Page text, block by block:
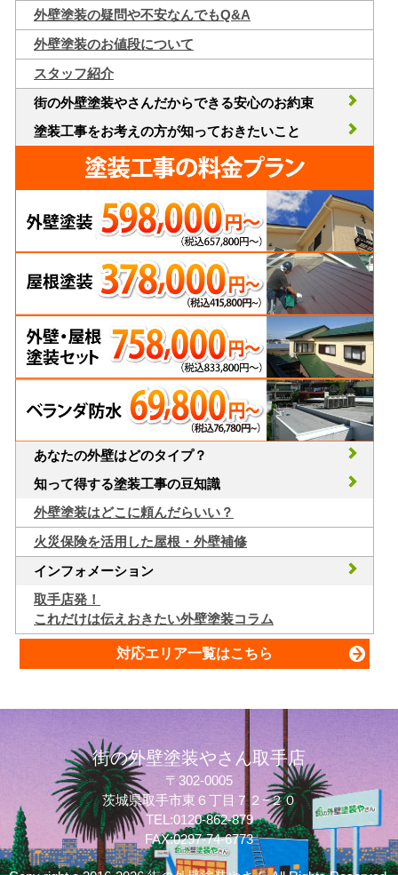
外壁塗装の疑問や不安なんでもQ&A
外壁塗装のお値段について
スタッフ紹介
街の外壁塗装やさんだからできる安心のお約束
塗装工事をお考えの方が知っておきたいこと
あなたの外壁はどのタイプ？
知って得する塗装工事の豆知識
外壁塗装はどこに頼んだらいい？
火災保険を活用した屋根・外壁補修
インフォメーション
取手店発！
これだけは伝えおきたい外壁塗装コラム
対応エリア一覧はこちら
街の外壁塗装やさん取手店
〒302-0005
茨城県取手市東６丁目７２−２０
TEL:0120-862-879
FAX:0297-74-6773